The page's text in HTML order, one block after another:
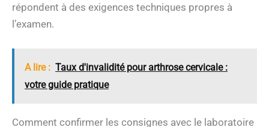
répondent à des exigences techniques propres à
l’examen.
A lire : Taux d'invalidité pour arthrose cervicale :
votre guide pratique
Comment confirmer les consignes avec le laboratoire